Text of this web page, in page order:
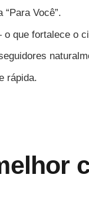
Você”.
que fortalece o
rápida.